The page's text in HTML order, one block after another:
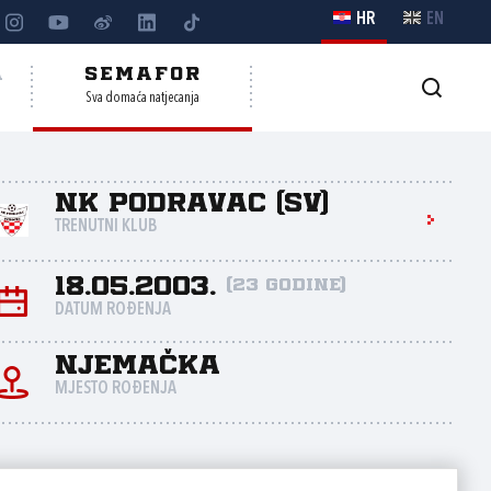
HR EN
SEMAFOR
Sva domaća natjecanja
NK Podravac (Sv)
TRENUTNI KLUB
18.05.2003. (23 godine)
DATUM ROĐENJA
Njemačka
MJESTO ROĐENJA